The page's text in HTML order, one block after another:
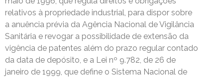
relativos à propriedade industrial, para dispor sobre
a anuência prévia da Agência Nacional de Vigilância
Sanitária e revogar a possibilidade de extensão da
vigência de patentes além do prazo regular contado
da data de depósito, e a Lei nº 9.782, de 26 de
janeiro de 1999, que define o Sistema Nacional de